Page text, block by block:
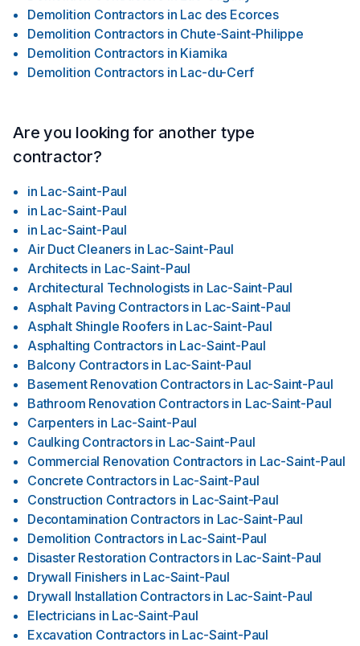
Demolition Contractors in Lac des Ecorces
Demolition Contractors in Chute-Saint-Philippe
Demolition Contractors in Kiamika
Demolition Contractors in Lac-du-Cerf
Are you looking for another type
contractor?
in Lac-Saint-Paul
in Lac-Saint-Paul
in Lac-Saint-Paul
Air Duct Cleaners in Lac-Saint-Paul
Architects in Lac-Saint-Paul
Architectural Technologists in Lac-Saint-Paul
Asphalt Paving Contractors in Lac-Saint-Paul
Asphalt Shingle Roofers in Lac-Saint-Paul
Asphalting Contractors in Lac-Saint-Paul
Balcony Contractors in Lac-Saint-Paul
Basement Renovation Contractors in Lac-Saint-Paul
Bathroom Renovation Contractors in Lac-Saint-Paul
Carpenters in Lac-Saint-Paul
Caulking Contractors in Lac-Saint-Paul
Commercial Renovation Contractors in Lac-Saint-Paul
Concrete Contractors in Lac-Saint-Paul
Construction Contractors in Lac-Saint-Paul
Decontamination Contractors in Lac-Saint-Paul
Demolition Contractors in Lac-Saint-Paul
Disaster Restoration Contractors in Lac-Saint-Paul
Drywall Finishers in Lac-Saint-Paul
Drywall Installation Contractors in Lac-Saint-Paul
Electricians in Lac-Saint-Paul
Excavation Contractors in Lac-Saint-Paul